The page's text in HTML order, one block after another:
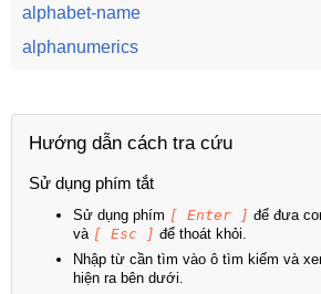
alphabet-name
alphanumerics
Hướng dẫn cách tra cứu
Sử dụng phím tắt
Sử dụng phím [ Enter ] để đưa
và [ Esc ] để thoát khỏi.
Nhập từ cần tìm vào ô tìm kiếm và
hiện ra bên dưới.